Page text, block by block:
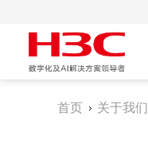
首页 关于我们